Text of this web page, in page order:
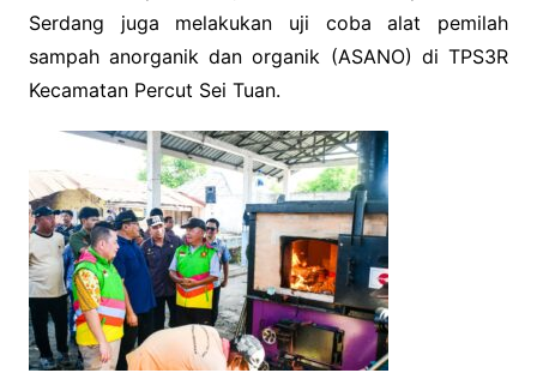
Serdang juga melakukan uji coba alat pemilah
sampah anorganik dan organik (ASANO) di TPS3R
Kecamatan Percut Sei Tuan.